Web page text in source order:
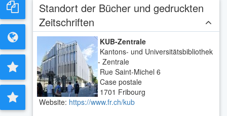
Standort der Bücher und gedruckten
Zeitschriften
KUB-Zentrale
Kantons- und Universitätsbibliothek
- Zentrale
Rue Saint-Michel 6
Case postale
1701 Fribourg
Website: https://www.fr.ch/kub